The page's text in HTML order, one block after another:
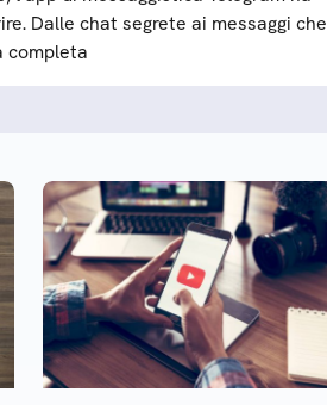
Dalle chat segrete ai messaggi che
completa